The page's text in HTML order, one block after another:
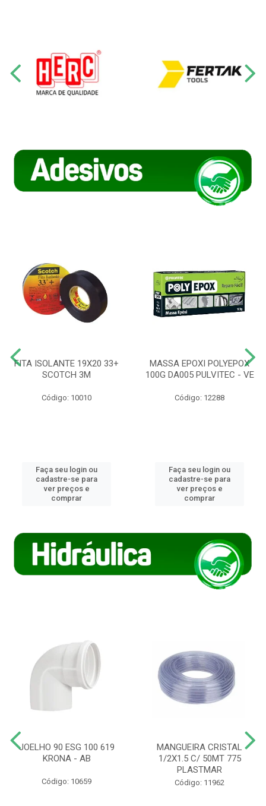
FITA ISOLANTE 19X20 33+
SCOTCH 3M
Código: 10010
Faça seu login ou
cadastre-se para
ver preços e
comprar
MASSA EPOXI POLYEPOX
100G DA005 PULVITEC - VE
Código: 12288
Faça seu login ou
cadastre-se para
ver preços e
comprar
JOELHO 90 ESG 100 619
KRONA - AB
Código: 10659
MANGUEIRA CRISTAL
1/2X1.5 C/ 50MT 775
PLASTMAR
Código: 11962